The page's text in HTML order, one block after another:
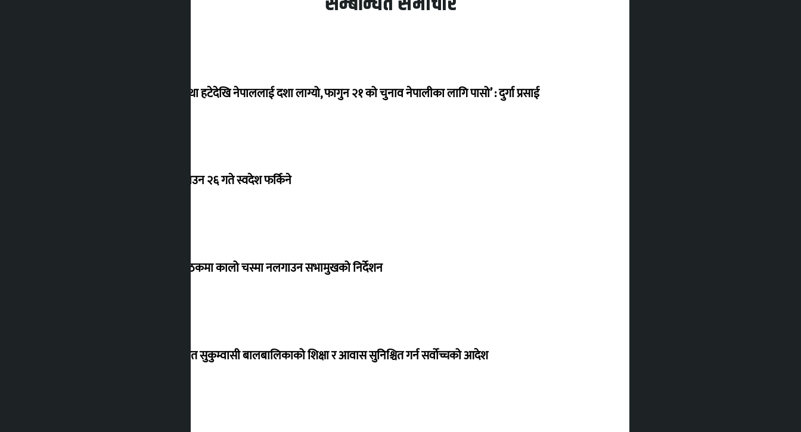
‘राजसंस्था हटेदेखि नेपाललाई दशा लाग्यो, फागुन २१ को चुनाव नेपालीका लागि पासो’ : दुर्गा प्रसाई
देउवा साउन २६ गते स्वदेश फर्किने
संसद् बैठकमा कालो चस्मा नलगाउन सभामुखको निर्देशन
विस्थापित सुकुम्वासी बालबालिकाको शिक्षा र आवास सुनिश्चित गर्न सर्वोच्चको आदेश